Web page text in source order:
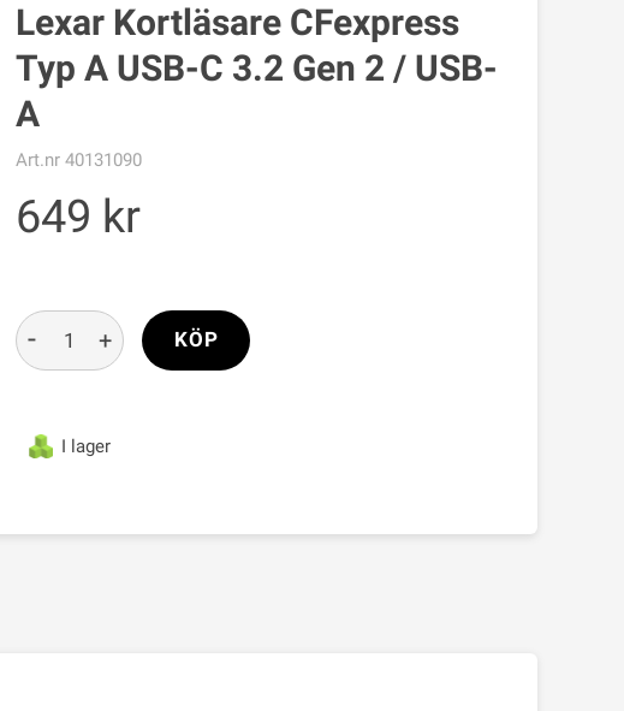
Lexar Kortläsare CFexpress
Typ A USB-C 3.2 Gen 2 / USB-
A
Art.nr 40131090
649
I lager
- + KÖP